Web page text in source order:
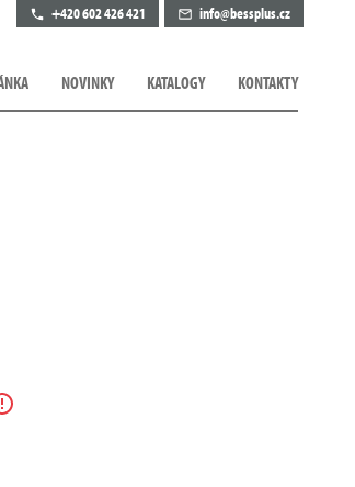
NOVINKY KATALOGY KONTAKTY
+420 602 426 421 info@bessplus.cz